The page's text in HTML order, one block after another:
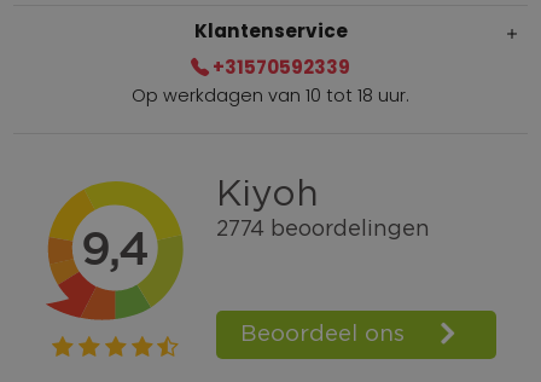
Gratis verzending vanaf € 100,=
Bel +31570592339
Spaarpunten
Shop the Look
Telefonisch bestellen ook mogelijk
Klantenservice
+31570592339
Op werkdagen van 10 tot 18 uur.